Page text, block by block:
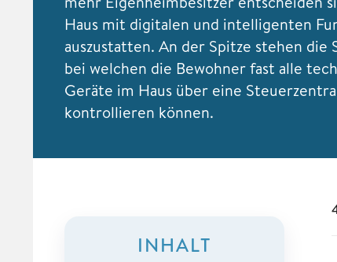
Haus mit digitalen und intelligenten
auszustatten. An der Spitze stehen die
bei welchen die Bewohner fast alle
Geräte im Haus über eine
kontrollieren können.
INHALT